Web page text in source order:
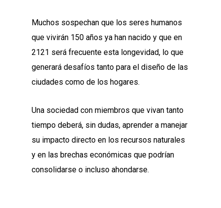
Muchos sospechan que los seres humanos
que vivirán 150 años ya han nacido y que en
2121 será frecuente esta longevidad, lo que
generará desafíos tanto para el diseño de las
ciudades como de los hogares.
Una sociedad con miembros que vivan tanto
tiempo deberá, sin dudas, aprender a manejar
su impacto directo en los recursos naturales
y en las brechas económicas que podrían
consolidarse o incluso ahondarse.